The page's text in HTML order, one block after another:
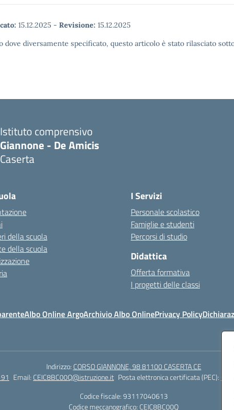
15.12.2025 - Revisione: 15.12.2025
dove diversamente specificato, questo articolo è stato rilasciato
Istituto comprensivo
Giannone - De Amicis
Caserta
della scuola
della scuola
I Servizi
Personale scolastico
Famiglie e studenti
Percorsi di studio
Didattica
Offerta formativa
I progetti delle classi
Albo Online ArgoArchivio Albo OnlinePrivacy Policy
Indirizzo: CORSO GIANNONE, 98 81100 CASERTA CE
Email: CEIC8BC00Q@istruzione.it Posta elettronica certificata (PEC):
Codice fiscale: 93117040613
Codice meccanografico: CEIC8BC00Q